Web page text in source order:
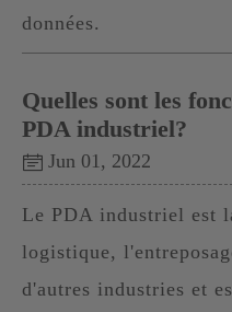
données.
Quelles sont les
PDA industriel?
Jun 01, 2022
Le PDA industriel est
logistique,
d'autres industries et